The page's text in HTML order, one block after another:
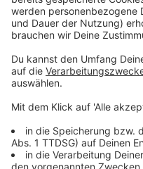
Mehr
powered by
Kann eine Frau ein
führen? Isla muss mit
sie weiß sich zu wehren.
Anzeige
©Copyright: Netflix
Eine Frau an der Spitze